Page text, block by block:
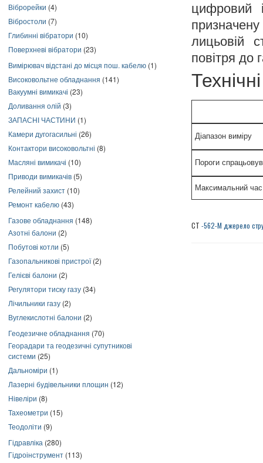
Віброрейки (4)
Вібростоли (7)
Глибинні вібратори (10)
Поверхневі вібратори (23)
Вимірювач відстані до місця пош. кабелю (1)
Високовольтне обладнання (141)
Вакуумні вимикачі (23)
Доливання олій (3)
ЗАПАСНІ ЧАСТИНИ (1)
Камери дугогасильні (26)
Контактори високовольтні (8)
Масляні вимикачі (10)
Приводи вимикачів (5)
Релейний захист (10)
Ремонт кабелю (43)
Газове обладнання (148)
Азотні балони (2)
Побутові котли (5)
Газопальникові пристрої(2)
Гелієві балони (2)
Регулятори тиску газу (34)
Лічильники газу (2)
Вуглекислотні балони (2)
Геодезичне обладнання (70)
Георадари та геодезичні супутникові
системи (25)
Дальноміри (1)
Лазерні будівельники площин (12)
Нівеліри (8)
Тахеометри (15)
Теодоліти (9)
Гідравліка (280)
Гідроінструмент (113)
цифровий
лицьовій
повітря до
Діапазон виміру
Пороги
Максимальний
СТ -562-М джерело